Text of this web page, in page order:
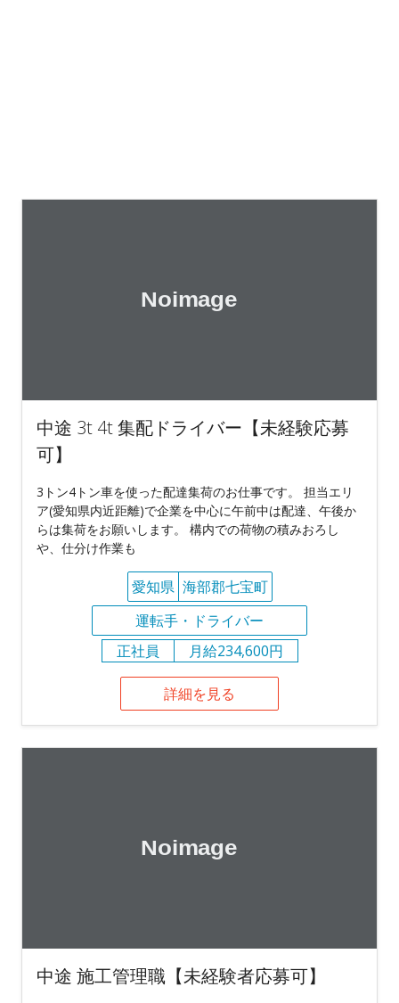
中途 3t 4t 集配ドライバー【未経験応募
可】
3トン4トン車を使った配達集荷のお仕事です。 担当エリ
ア(愛知県内近距離)で企業を中心に午前中は配達、午後か
らは集荷をお願いします。 構内での荷物の積みおろし
や、仕分け作業も
愛知県 海部郡七宝町
運転手・ドライバー
正社員
月給234,600円
詳細を見る
中途 施工管理職【未経験者応募可】